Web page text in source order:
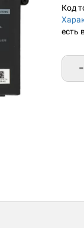
Код
есть
-